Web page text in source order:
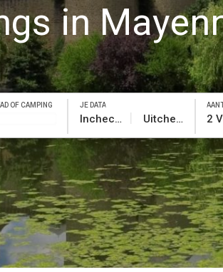
in
OF CAMPING JE DATA
Inchecken Uitchecken